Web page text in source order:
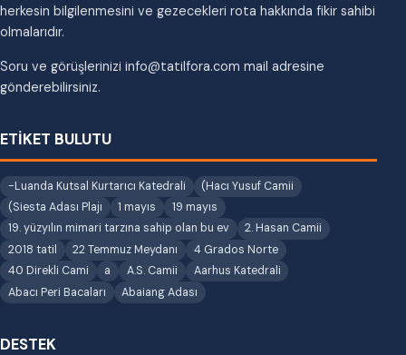
herkesin bilgilenmesini ve gezecekleri rota hakkında fikir sahibi
olmalarıdır.
Soru ve görüşlerinizi info@tatilfora.com mail adresine
gönderebilirsiniz.
ETİKET BULUTU
-Luanda Kutsal Kurtarıcı Katedrali
(Hacı Yusuf Camii
(Siesta Adası Plajı
1 mayıs
19 mayıs
19. yüzyılın mimari tarzına sahip olan bu ev
2. Hasan Camii
2018 tatil
22 Temmuz Meydanı
4 Grados Norte
40 Direkli Cami
a A.S. Camii
Aarhus Katedrali
Abacı Peri Bacaları
Abaiang Adası
DESTEK